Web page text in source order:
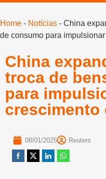
Home - Notícias - China
de consumo para
China
troca de
para
crescimento
08/01/2025 Reuters